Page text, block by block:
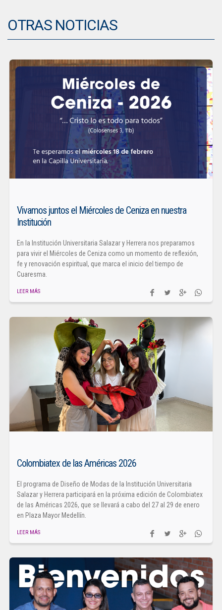
OTRAS NOTICIAS
Vivamos juntos el Miércoles de Ceniza en nuestra
Institución
En la Institución Universitaria Salazar y Herrera nos preparamos
para vivir el Miércoles de Ceniza como un momento de reflexión,
fe y renovación espiritual, que marca el inicio del tiempo de
Cuaresma.
LEER MÁS
Colombiatex de las Américas 2026
El programa de Diseño de Modas de la Institución Universitaria
Salazar y Herrera participará en la próxima edición de Colombiatex
de las Américas 2026, que se llevará a cabo del 27 al 29 de enero
en Plaza Mayor Medellín.
LEER MÁS